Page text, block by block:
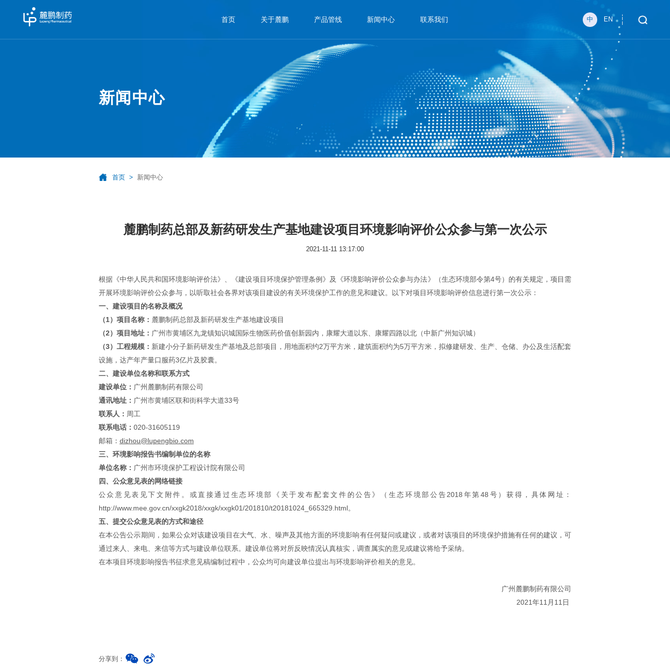
首页 关于麓鹏 产品管线 新闻中心 联系我们 中 EN
新闻中心
首页 新闻中心
麓鹏制药总部及新药研发生产基地建设项目环境影响评价公众参与第一次公示
2021-11-11 13:17:00
根据《中华人民共和国环境影响评价法》、《建设项目环境保护管理条例》及《环境影响评价公众参与办法》（生态环境部令第4号）的有关规定，项目需
开展环境影响评价公众参与，以听取社会各界对该项目建设的有关环境保护工作的意见和建议。以下对项目环境影响评价信息进行第一次公示：
一、建设项目的名称及概况
（1）项目名称： 麓鹏制药总部及新药研发生产基地建设项目
（2）项目地址： 广州市黄埔区九龙镇知识城国际生物医药价值创新园内，康耀大道以东、康耀四路以北（中新广州知识城）
（3）工程规模： 新建小分子新药研发生产基地及总部项目，用地面积约2万平方米，建筑面积约为5万平方米，拟修建研发、生产、仓储、办公及生活配套
设施，达产年产量口服药3亿片及胶囊。
二、建设单位名称和联系方式
建设单位： 广州麓鹏制药有限公司
通讯地址： 广州市黄埔区联和街科学大道33号
联系人： 周工
联系电话： 020-31605119
邮箱： dizhou@lupengbio.com
三、环境影响报告书编制单位的名称
单位名称： 广州市环境保护工程设计院有限公司
四、公众意见表的网络链接
公众意见表见下文附件。或直接通过生态环境部《关于发布配套文件的公告》（生态环境部公告2018年第48号）获得，具体网址：
http://www.mee.gov.cn/xxgk2018/xxgk/xxgk01/201810/t20181024_665329.html。
五、提交公众意见表的方式和途径
在本公告公示期间，如果公众对该建设项目在大气、水、噪声及其他方面的环境影响有任何疑问或建议，或者对该项目的环境保护措施有任何的建议，可
通过来人、来电、来信等方式与建设单位联系。建设单位将对所反映情况认真核实，调查属实的意见或建议将给予采纳。
在本项目环境影响报告书征求意见稿编制过程中，公众均可向建设单位提出与环境影响评价相关的意见。
广州麓鹏制药有限公司
2021年11月11日
分享到：